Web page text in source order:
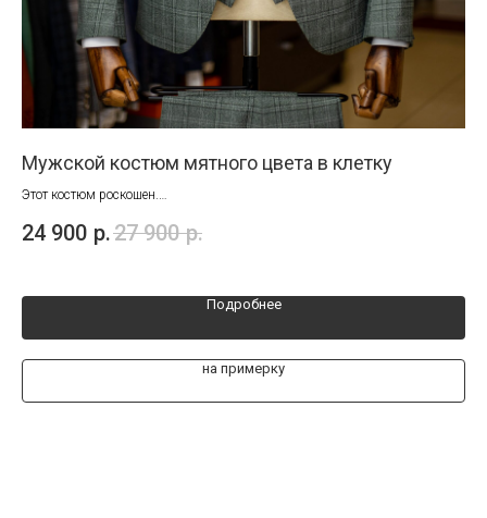
Мужской костюм мятного цвета в клетку
Этот костюм роскошен.
модель невероятно стильной и популярной.
24 900 р.27 900 р.
Подробнее
на примерку